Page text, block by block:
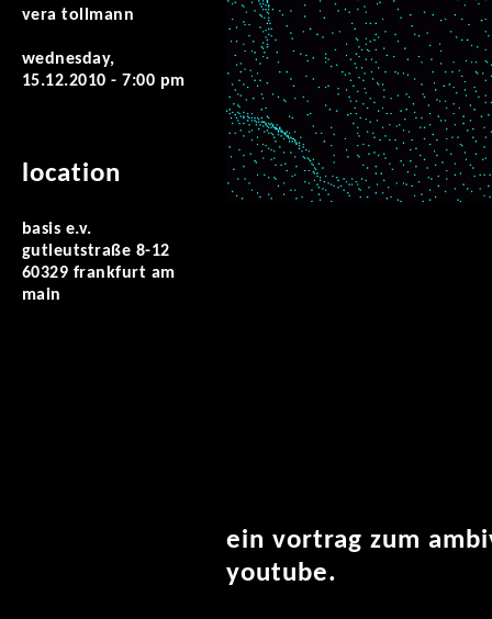
vera tollmann
wednesday,
15.12.2010 - 7:00 pm
location
basis e.v.
gutleutstraße 8-12
60329 frankfurt am
main
ein vortrag zum
youtube.